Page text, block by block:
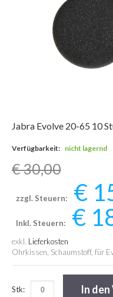
Jabra Evolve 20-65 10
Verfügbarkeit: nicht lagernd
€ 30,00
zzgl. Steuern: €
Inkl. Steuern: €
exkl. Lieferkosten
Ohrkissen, Schaumstoff, für
Stk: In